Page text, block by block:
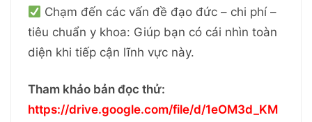
Chạm đến các vấn đề đạo đức – chi phí –
tiêu chuẩn y khoa: Giúp bạn có cái nhìn toàn
diện khi tiếp cận lĩnh vực này.
Tham khảo bản đọc thử:
https://drive.google.com/file/d/1eOM3d_KM